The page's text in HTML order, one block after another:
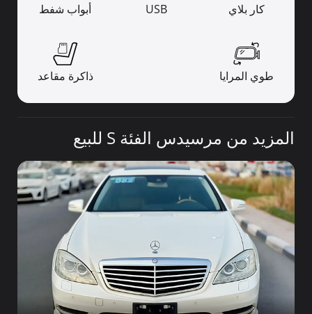
كار بلاي USB أبواب شفط
طوي المرايا ذاكرة مقاعد
المزيد من مرسيدس الفئة S للبيع